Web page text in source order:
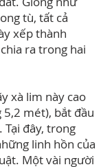
tù, tất cả
xếp thành
ra trong hai
xà lim này cao
mét), bắt đầu
đây, trong
linh hồn của
Một vài người